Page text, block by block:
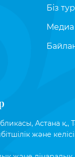
Біз
Медиа
Астана қ.,
және